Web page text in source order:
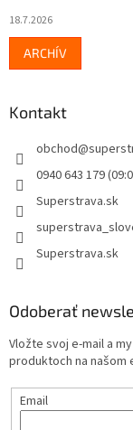
18.7.2026
ARCHÍV
Kontakt
obchod@
0940 643 179
Superstrava.sk
Superstrava.sk
Odoberať
Vložte svoj e-mail a
produktoch na našom
Email